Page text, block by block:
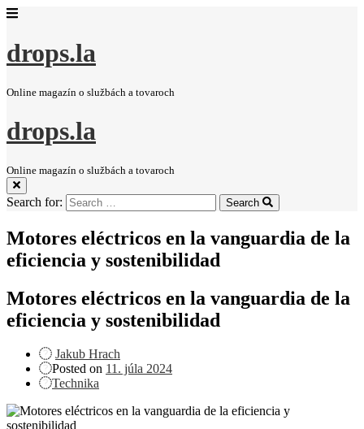
drops.la
Online magazín o službách a tovaroch
drops.la
Online magazín o službách a tovaroch
Search for: Search
Motores eléctricos en la vanguardia de la
eficiencia y sostenibilidad
Motores eléctricos en la vanguardia de la
eficiencia y sostenibilidad
Jakub Hrach
Posted on 11. júla 2024
Technika